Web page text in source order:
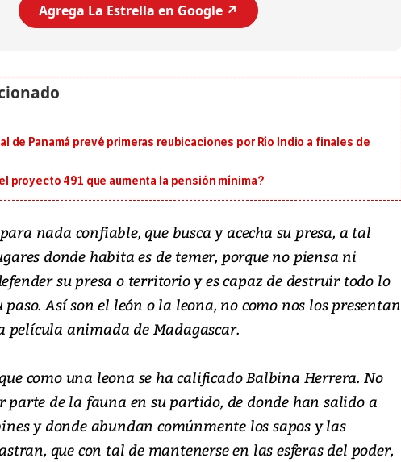
Agrega La Estrella en Google ↗️
de Panamá prevé primeras reubicaciones por Río Indio a finales de
proyecto 491 que aumenta la pensión mínima?
nada confiable, que busca y acecha su presa, a tal
donde habita es de temer, porque no piensa ni
su presa o territorio y es capaz de destruir todo lo
paso. Así son el león o la leona, no como nos los presentan
película animada de Madagascar.
como una leona se ha calificado Balbina Herrera. No
parte de la fauna en su partido, de donde han salido a
y donde abundan comúnmente los sapos y las
que con tal de mantenerse en las esferas del poder,